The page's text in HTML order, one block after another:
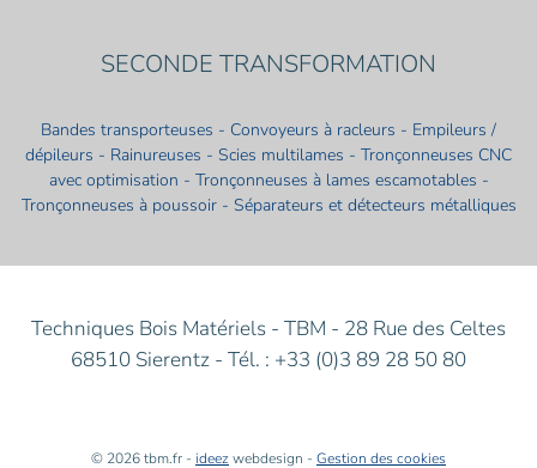
SECONDE TRANSFORMATION
Bandes transporteuses - Convoyeurs à racleurs - Empileurs /
dépileurs - Rainureuses - Scies multilames - Tronçonneuses CNC
avec optimisation - Tronçonneuses à lames escamotables -
Tronçonneuses à poussoir - Séparateurs et détecteurs métalliques
Techniques Bois Matériels - TBM - 28 Rue des Celtes
68510 Sierentz - Tél. : +33 (0)3 89 28 50 80
© 2026 tbm.fr - ideez webdesign - Gestion des cookies